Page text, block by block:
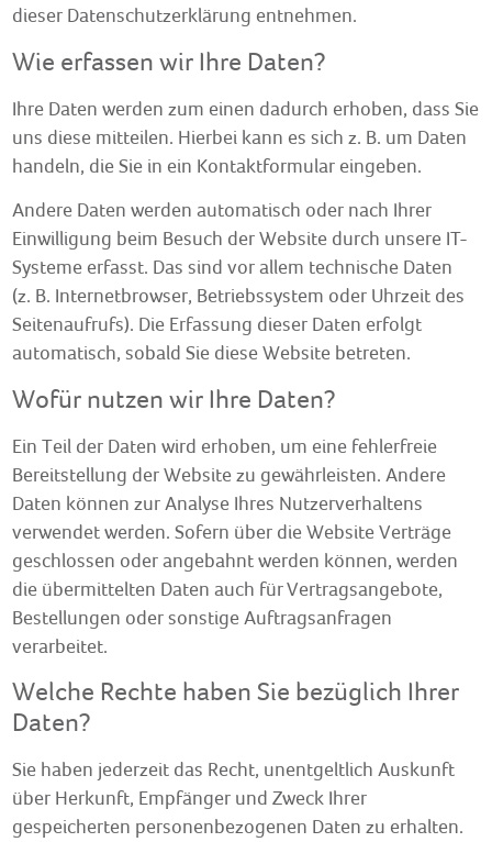
dieser Datenschutzerklärung entnehmen.
Wie erfassen wir Ihre Daten?
Ihre Daten werden zum einen dadurch erhoben, dass Sie
uns diese mitteilen. Hierbei kann es sich z. B. um Daten
handeln, die Sie in ein Kontaktformular eingeben.
Andere Daten werden automatisch oder nach Ihrer
Einwilligung beim Besuch der Website durch unsere IT-
Systeme erfasst. Das sind vor allem technische Daten
(z. B. Internetbrowser, Betriebssystem oder Uhrzeit des
Seitenaufrufs). Die Erfassung dieser Daten erfolgt
automatisch, sobald Sie diese Website betreten.
Wofür nutzen wir Ihre Daten?
Ein Teil der Daten wird erhoben, um eine fehlerfreie
Bereitstellung der Website zu gewährleisten. Andere
Daten können zur Analyse Ihres Nutzerverhaltens
verwendet werden. Sofern über die Website Verträge
geschlossen oder angebahnt werden können, werden
die übermittelten Daten auch für Vertragsangebote,
Bestellungen oder sonstige Auftragsanfragen
verarbeitet.
Welche Rechte haben Sie bezüglich Ihrer
Daten?
Sie haben jederzeit das Recht, unentgeltlich Auskunft
über Herkunft, Empfänger und Zweck Ihrer
gespeicherten personenbezogenen Daten zu erhalten.